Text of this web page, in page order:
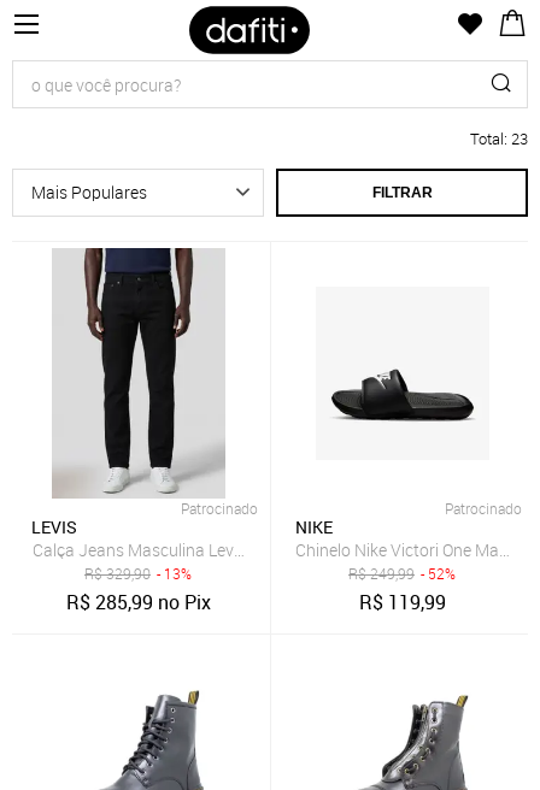
Total: 23
FILTRAR
Patrocinado
LEVIS
Calça Jeans Masculina Levis 511 Slim Preta
R$329,90 - 13%
R$285,99 no Pix
Patrocinado
NIKE
Chinelo Nike Victori One
R$249,99 - 52%
R$ 119,99